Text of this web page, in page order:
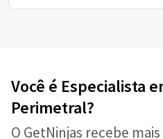
Você é Especialista
Perimetral?
O GetNinjas recebe